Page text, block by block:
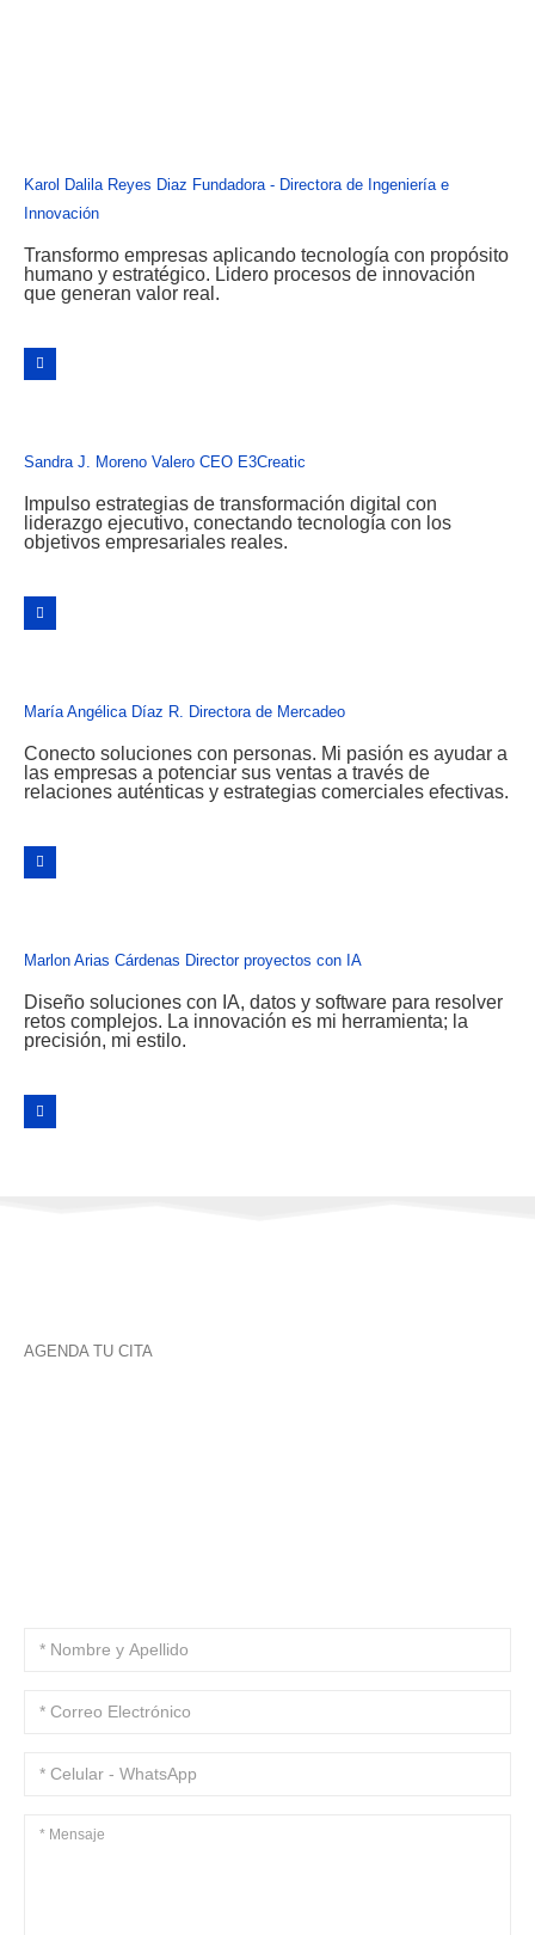
Karol Dalila Reyes Diaz Fundadora - Directora de Ingeniería e
Innovación
Transformo empresas aplicando tecnología con propósito
humano y estratégico. Lidero procesos de innovación
que generan valor real.
Sandra J. Moreno Valero CEO E3Creatic
Impulso estrategias de transformación digital con
liderazgo ejecutivo, conectando tecnología con los
objetivos empresariales reales.
María Angélica Díaz R. Directora de Mercadeo
Conecto soluciones con personas. Mi pasión es ayudar a
las empresas a potenciar sus ventas a través de
relaciones auténticas y estrategias comerciales efectivas.
Marlon Arias Cárdenas Director proyectos con IA
Diseño soluciones con IA, datos y software para resolver
retos complejos. La innovación es mi herramienta; la
precisión, mi estilo.
AGENDA TU CITA